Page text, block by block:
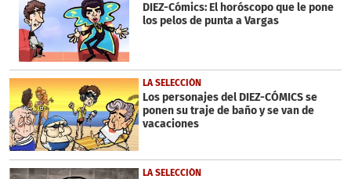
DIEZ-Cómics: El horóscopo que le pone
los pelos de punta a Vargas
LA SELECCIÓN
Los personajes del DIEZ-CÓMICS se
ponen su traje de baño y se van de
vacaciones
LA SELECCIÓN